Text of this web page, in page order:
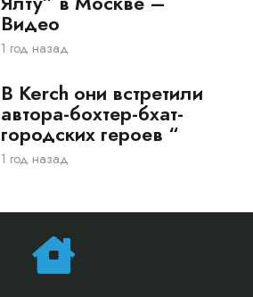
Видео
1 год назад
В Kerch они встретили
автора-бохтер-бхат-
городских героев “
1 год назад